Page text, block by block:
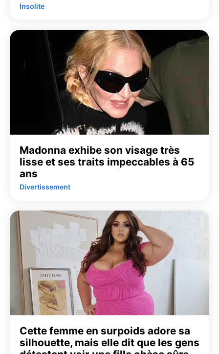
Insolite
Madonna exhibe son visage très
lisse et ses traits impeccables à 65
ans
Divertissement
Cette femme en surpoids adore sa
silhouette, mais elle dit que les gens